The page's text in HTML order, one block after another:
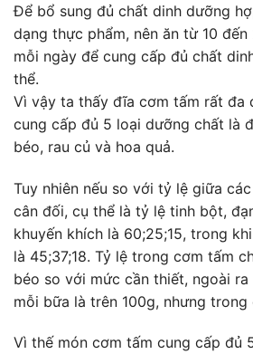
Để bổ sung đủ chất dinh dưỡng
dạng thực phẩm, nên ăn từ 10
mỗi ngày để cung cấp đủ chất
thể.
Vì vậy ta thấy đĩa cơm tấm rất đa
cung cấp đủ 5 loại dưỡng chất là
béo, rau củ và hoa quả.
Tuy nhiên nếu so với tỷ lệ giữa
cân đối, cụ thể là tỷ lệ tinh bột,
khuyến khích là 60;25;15, trong
là 45;37;18. Tỷ lệ trong cơm tấm
béo so với mức cần thiết, ngoài
mỗi bữa là trên 100g, nhưng
Vì thế món cơm tấm cung cấp đủ